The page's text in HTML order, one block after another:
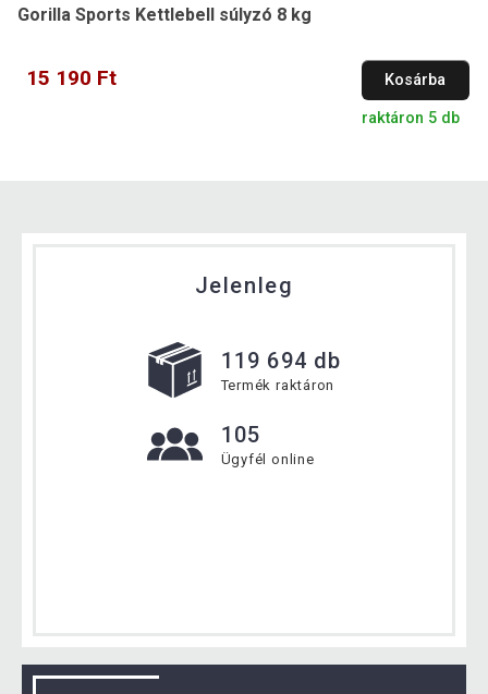
Gorilla Sports Kettlebell súlyzó 8 kg
15 190 Ft Kosárba
raktáron 5 db
Jelenleg
119 694 db
Termék raktáron
105
Ügyfél online